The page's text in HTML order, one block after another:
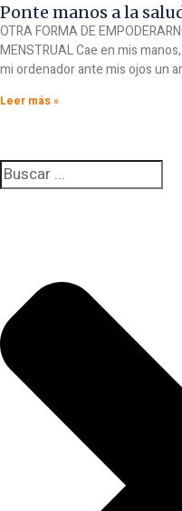
Ponte manos a la
OTRA FORMA DE
MENSTRUAL Cae en mis
mi ordenador ante mis ojos un
Leer más »